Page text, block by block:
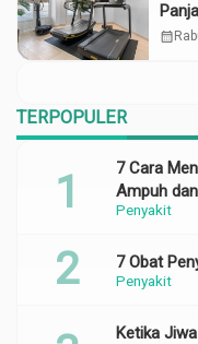
calendar_month
TERPOPULER
Penyakit
7 Cara
Ampuh
Penyakit
7 Obat
Ketika